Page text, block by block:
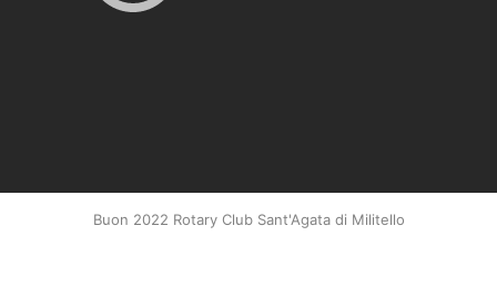
Buon 2022 Rotary Club Sant'Agata di Militello